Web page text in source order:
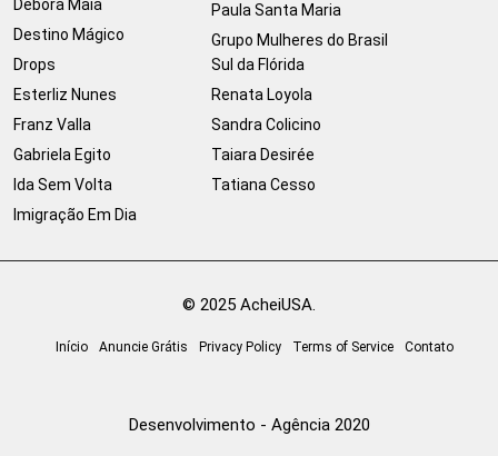
Debora Maia
Destino Mágico
Drops
Esterliz Nunes
Franz Valla
Gabriela Egito
Ida Sem Volta
Imigração Em Dia
Paula Santa Maria
Grupo Mulheres do Brasil
Sul da Flórida
Renata Loyola
Sandra Colicino
Taiara Desirée
Tatiana Cesso
© 2025 AcheiUSA.
Início Anuncie Grátis Privacy Policy Terms of Service Contato
Desenvolvimento - Agência 2020